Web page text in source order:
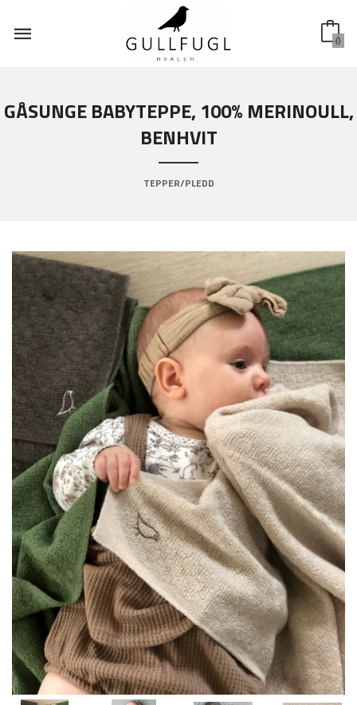
innholdet
0
GÅSUNGE BABYTEPPE, 100% MERINOULL,
BENHVIT
TEPPER/PLEDD